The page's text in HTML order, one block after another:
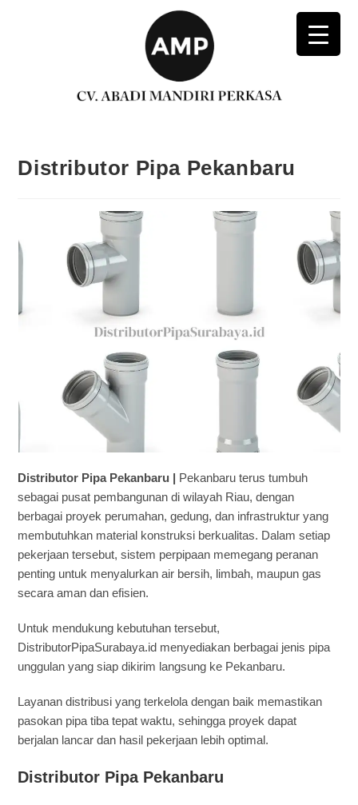
Distributor Pipa Pekanbaru
Distributor Pipa Pekanbaru | Pekanbaru terus tumbuh
sebagai pusat pembangunan di wilayah Riau, dengan
berbagai proyek perumahan, gedung, dan infrastruktur yang
membutuhkan material konstruksi berkualitas. Dalam setiap
pekerjaan tersebut, sistem perpipaan memegang peranan
penting untuk menyalurkan air bersih, limbah, maupun gas
secara aman dan efisien.
Untuk mendukung kebutuhan tersebut,
DistributorPipaSurabaya.id menyediakan berbagai jenis pipa
unggulan yang siap dikirim langsung ke Pekanbaru.
Layanan distribusi yang terkelola dengan baik memastikan
pasokan pipa tiba tepat waktu, sehingga proyek dapat
berjalan lancar dan hasil pekerjaan lebih optimal.
Distributor Pipa Pekanbaru